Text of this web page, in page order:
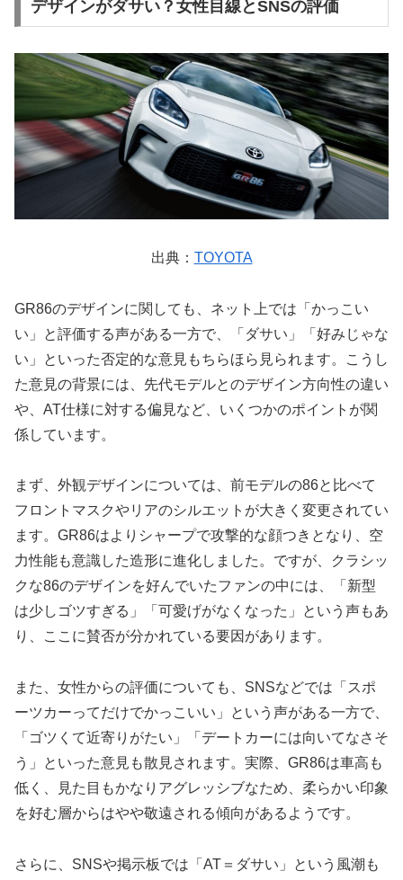
デザインがダサい？女性目線とSNSの評価
出典： TOYOTA
GR86のデザインに関しても、ネット上では「かっこい
い」と評価する声がある一方で、「ダサい」「好みじゃな
い」といった否定的な意見もちらほら見られます。こうし
た意見の背景には、先代モデルとのデザイン方向性の違い
や、AT仕様に対する偏見など、いくつかのポイントが関
係しています。
まず、外観デザインについては、前モデルの86と比べて
フロントマスクやリアのシルエットが大きく変更されてい
ます。GR86はよりシャープで攻撃的な顔つきとなり、空
力性能も意識した造形に進化しました。ですが、クラシッ
クな86のデザインを好んでいたファンの中には、「新型
は少しゴツすぎる」「可愛げがなくなった」という声もあ
り、ここに賛否が分かれている要因があります。
また、女性からの評価についても、SNSなどでは「スポ
ーツカーってだけでかっこいい」という声がある一方で、
「ゴツくて近寄りがたい」「デートカーには向いてなさそ
う」といった意見も散見されます。実際、GR86は車高も
低く、見た目もかなりアグレッシブなため、柔らかい印象
を好む層からはやや敬遠される傾向があるようです。
さらに、SNSや掲示板では「AT＝ダサい」という風潮も